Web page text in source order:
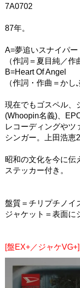
7A0702
87年。
A=夢追いスナイパー
（作詞＝夏目純／
B=Heart Of Angel
（作詞・作曲＝かし
現在でもゴスペル、
(Whoopin名義)、
レコーディングやツ
シンガー。上田浩恵
昭和の文化を今に伝
ステッカー付き。
盤質＝チリプチノイ
ジャケット＝表面に
[盤EX+／ジャケVG+]